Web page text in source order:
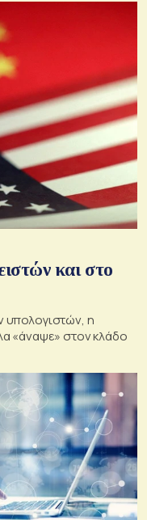
και στο
υπολογιστών, η
«άναψε» στον κλάδο